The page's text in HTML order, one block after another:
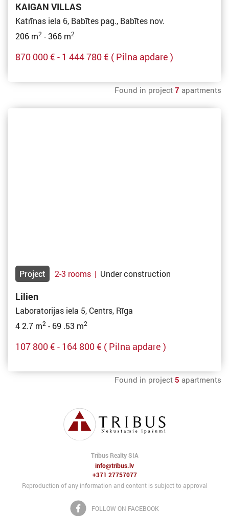
KAIGAN VILLAS
Katrīnas iela 6, Babītes pag., Babītes nov.
206 m2 - 366 m2
870 000 € - 1 444 780 € ( Pilna apdare )
Found in project 7 apartments
Project 2-3 rooms | Under construction
Lilien
Laboratorijas iela 5, Centrs, Rīga
4 2.7 m2 - 69 .53 m2
107 800 € - 164 800 € ( Pilna apdare )
Found in project 5 apartments
Tribus Realty SIA
info@tribus.lv
+371 27757077
Reproduction of any information and content is subject to approval
FOLLOW ON FACEBOOK